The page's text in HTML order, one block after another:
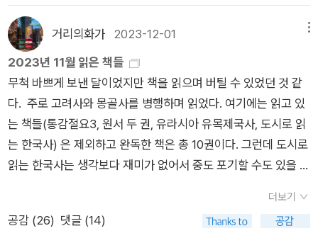
충돌의 근거가 되었다.”(25쪽) 미국도서관저널 또한 이 책을 두
고 “1945년부터 1990년까지 냉전이 결코 차갑지 않았으며, 미
국과 소련 사이의 대립만도 아니었음을 설득력 있게 보여준다. 역
사학자들과 역사에 관심 있는 독자들에게 여러 생각을 던져주는
의미심장한 저작”라고 평가하며 추천한다.
화가 올 것 같았으나 강대국의 영향력은 여전하고 잠재해 있던 내
부 갈등이 결합되어 연쇄 반응을 일으키며 폭력과 전쟁을 불러 일
으키고 있다.번역서의 제목은 ‘아시아 1945-1990’이고 원서의
제목은 ‘The Cold War’s Killing Fields: Rethinking The Long
Peace’이다. 비교해보면 번역서의 제목이 지역과 시기를 담아내
고 있기 때문에 직접적이라고 할 수는 있겠으나 어떤 내용을 담고
있는지 읽어보기 전에는 주제를 파악하기가 어려운 단점이 있다.
그런 뜻에서 번역서의 제목을 원서 제목의 의미를 살려서 번역했
다면 더 좋았을 것 같다는 생각을 했다. 이 책은 제2차 세계대전
이 끝난 뒤 아시아에서 치뤄진 폭력의 역사를 담고 있다. 저자는
같은 시기 다른 지역은 냉전이라는 미명 아래 장기 평화의 시대에
역시 대작이며 명작임을 느낄 수 있는 책이었다. 토지는 서사도
훌륭하지만 무엇보다 캐릭터의 힘이 좋았다. 또한 문장도 훌륭하
다고 느꼈다. 물론 현재의 기준으로 본다면 한계가 있겠지만 그럼
에도 불구하고 식민지 조선을 배경으로 생생한 캐릭터에 근사한
문장으로 채워넣은 역사 소설임에는 틀림없다. 이 책 덕분에 문화
와 탈식민주의에 대해 더 알고 싶어져서 <오리엔탈리즘>과 <국
가에 대항하는 사회>, <문화의 해석> 등 사회학, 인류학과 관련
된 책을 읽는 계기가 되기도 했다.<잃어버린 시간을 찾아서>는
내게 애증으로 기억될 만한 소설이다. 솔직히 프루스트와 나는 잘
맞지 않는 것 같다. 기가 막힌 묘사 능력과 아름다운 문장은 인정
하지만 19세기의 배경을 전반적으로 다뤘다기에는 무리가 있다
거리의화가 2023-12-01
2023년 11월 읽은 책들
무척 바쁘게 보낸 달이었지만 책을 읽으며 버틸 수 있었던 것 같
다. 주로 고려사와 몽골사를 병행하며 읽었다. 여기에는 읽고 있
는 책들(통감절요3, 원서 두 권, 유라시아 유목제국사, 도시로 읽
는 한국사) 은 제외하고 완독한 책은 총 10권이다. 그런데 도시로
읽는 한국사는 생각보다 재미가 없어서 중도 포기할 수도 있을 것
다. 도서관에 가서 가끔 이런 책들을 만나면 이래서 도서관이 잘
유지되어야한다는 생각을 갖게 한다. 덕분에 한 권의 책을 구입하
더보기
공감 (26) 댓글 (14)